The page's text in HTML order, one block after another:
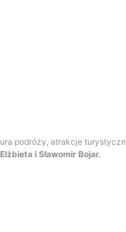
podróży, atrakcje
i Sławomir Bojar.